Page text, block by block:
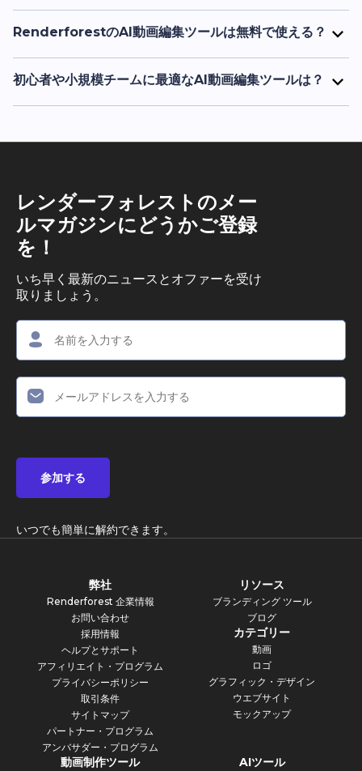
行うため、ユーザーはクリエイティブな部分に集中できま
はい。生成された動画は、テキスト、フォント、色、音
楽、ナレーションなどを調整できます。AIはベースを提
RenderforestのAI動画編集ツールは無料で使える？
はい、基本機能を使った無料プランがあります。より高画
質、ウォーターマークなしの書き出し、高度なツールを使
初心者や小規模チームに最適なAI動画編集ツールは？
初心者や小規模チームには、シンプルで素早く効率的に使
ン、内蔵ナレーション、柔軟なスタイルオプションを備
レンダーフォレストのメー
ルマガジンにどうかご登録
を！
いち早く最新のニュースとオファーを受け
取りましょう。
参加する
いつでも簡単に解約できます。
弊社
Renderforest 企業情報
お問い合わせ
採用情報
ヘルプとサポート
アフィリエイト・プログラム
プライバシーポリシー
取引条件
サイトマップ
パートナー・プログラム
アンバサダー・プログラム
リソース
ブランディング ツール
ブログ
カテゴリー
動画
ロゴ
グラフィック・デザイン
ウエブサイト
モックアップ
動画制作ツール AIツール